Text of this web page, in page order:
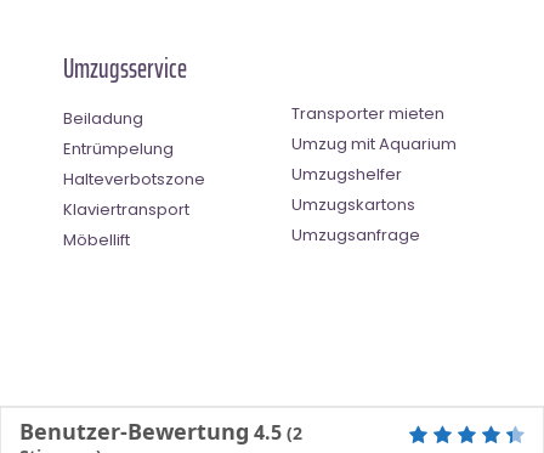
Umzugsservice
Beiladung
Entrümpelung
Halteverbotszone
Klaviertransport
Möbellift
Transporter mieten
Umzug mit Aquarium
Umzugshelfer
Umzugskartons
Umzugsanfrage
Benutzer-Bewertung 4.5 (2